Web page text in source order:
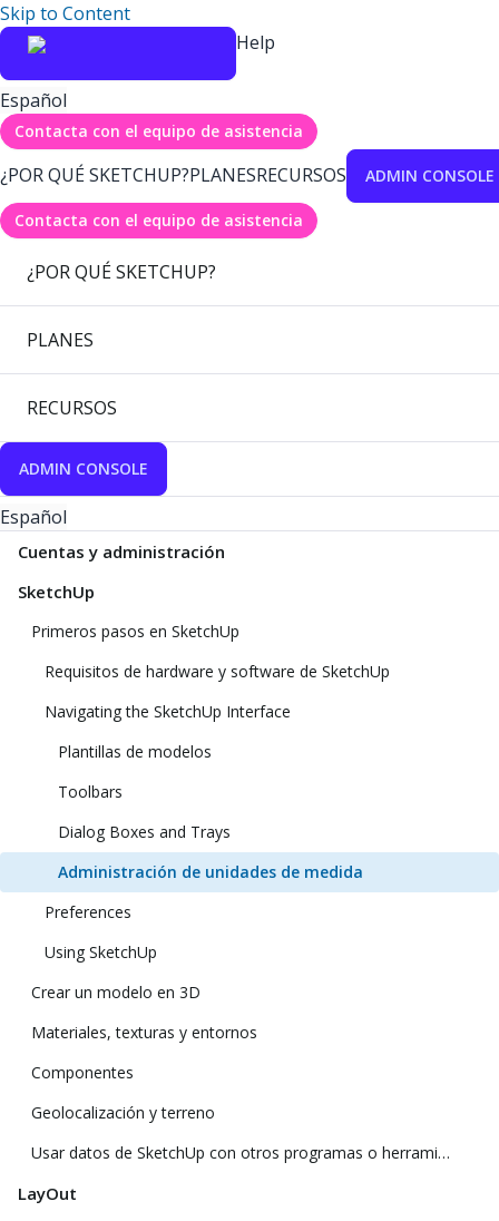
Skip to Content
Help
Español
Contacta con el equipo de asistencia
¿POR QUÉ SKETCHUP?PLANESRECURSOS ADMIN CONSOLE
Contacta con el equipo de asistencia
¿POR QUÉ SKETCHUP?
PLANES
RECURSOS
ADMIN CONSOLE
Español
Cuentas y administración
SketchUp
Primeros pasos en SketchUp
Requisitos de hardware y software de SketchUp
Navigating the SketchUp Interface
Plantillas de modelos
Toolbars
Dialog Boxes and Trays
Administración de unidades de medida
Preferences
Using SketchUp
Crear un modelo en 3D
Materiales, texturas y entornos
Componentes
Geolocalización y terreno
Usar datos de SketchUp con otros programas o herramientas de modelado
LayOut